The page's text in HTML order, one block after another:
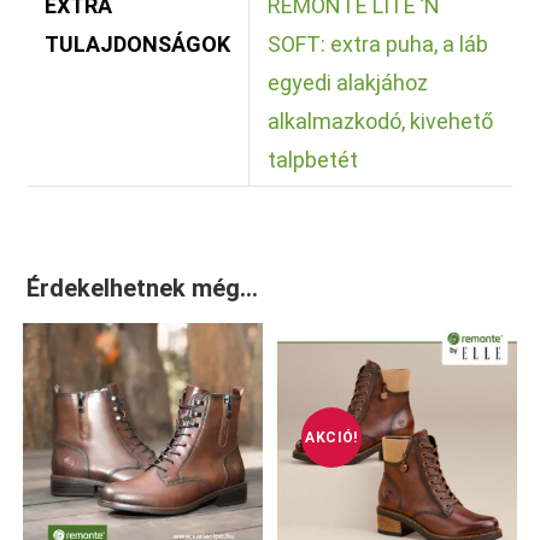
EXTRA
TULAJDONSÁGOK
REMONTE LITE ’N
SOFT: extra puha, a láb
egyedi alakjához
alkalmazkodó, kivehető
talpbetét
Érdekelhetnek még…
AKCIÓ!